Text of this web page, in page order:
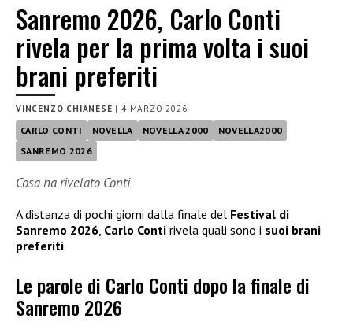
Sanremo 2026, Carlo Conti
rivela per la prima volta i suoi
brani preferiti
VINCENZO CHIANESE |4 MARZO 2026
CARLO CONTI NOVELLA NOVELLA 2000
NOVELLA2000
SANREMO 2026
Cosa ha rivelato Conti
A distanza di pochi giorni dalla finale del Festival di
Sanremo 2026 Carlo Conti rivela quali sono i suoi brani
preferiti.
Le parole di Carlo Conti dopo la finale di
Sanremo 2026